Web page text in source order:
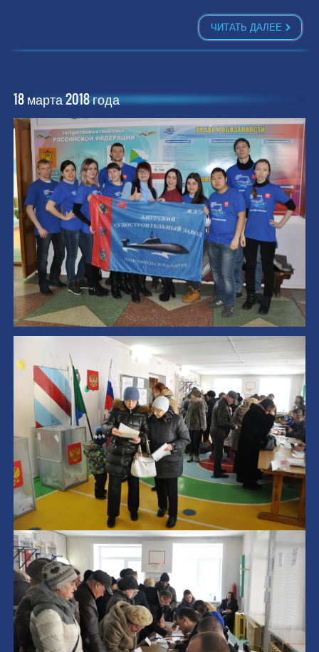
ЧИТАТЬ ДАЛЕЕ
18 марта 2018 года